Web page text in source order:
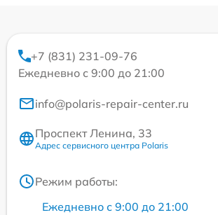
+7 (831) 231-09-76
Ежедневно с 9:00 до 21:00
info@polaris-repair-center.ru
Проспект Ленина, 33
Адрес сервисного центра Polaris
Режим работы:
Ежедневно с 9:00 до 21:00